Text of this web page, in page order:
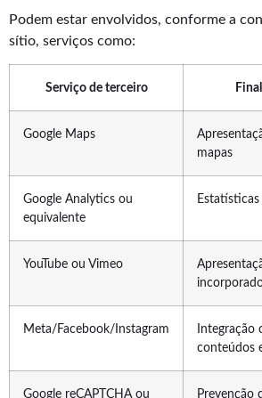
Podem estar envolvidos, conforme a
sítio, serviços como:
Serviço de terceiro
Google Maps
mapas
Google Analytics ou
equivalente
YouTube ou Vimeo
Meta/Facebook/Instagram
Integração
conteúdos
Google reCAPTCHA ou Prevenção